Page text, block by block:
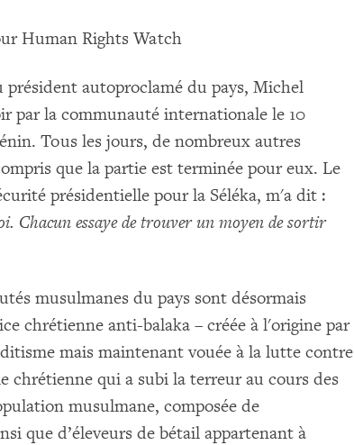
Human Rights Watch
président autoproclamé du pays, Michel
par la communauté internationale le 10
Tous les jours, de nombreux autres
que la partie est terminée pour eux. Le
présidentielle pour la Séléka, m'a dit :
Chacun essaye de trouver un moyen de sortir
musulmanes du pays sont désormais
chrétienne anti-balaka – créée à l'origine par
mais maintenant vouée à la lutte contre
chrétienne qui a subi la terreur au cours des
musulmane, composée de
que d’éleveurs de bétail appartenant à